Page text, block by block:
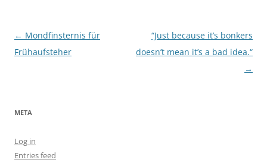
Post
navigation
← Mondfinsternis für
Frühaufsteher
“Just because it’s bonkers
doesn’t mean it’s a bad idea.“
→
META
Log in
Entries feed